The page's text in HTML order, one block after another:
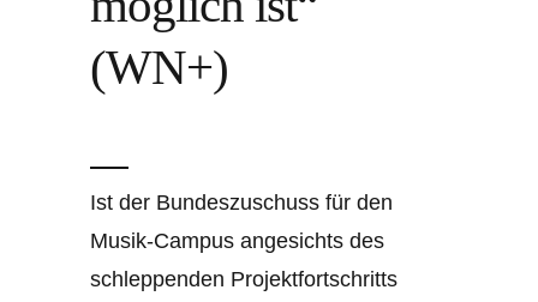
(WN+)
Ist der Bundeszuschuss für den
Musik-Campus angesichts des
schleppenden Projektfortschritts